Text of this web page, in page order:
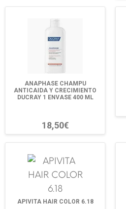
ANAPHASE CHAMPU
ANTICAIDA Y CRECIMIENTO
DUCRAY 1 ENVASE 400 ML
18,50€
APIVITA HAIR COLOR 6.18